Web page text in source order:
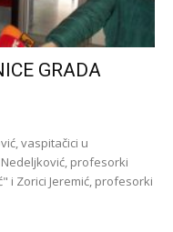
GRADA
vaspitačici u
profesorki
i Zorici Jeremić, profesorki